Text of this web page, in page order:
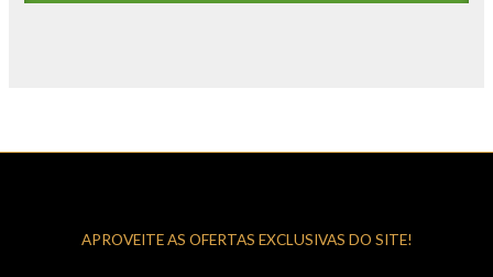
APROVEITE AS OFERTAS EXCLUSIVAS DO SITE!